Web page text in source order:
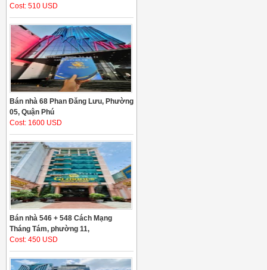
Cost: 510 USD
Bán nhà 68 Phan Đăng Lưu, Phường
05, Quận Phú
Cost: 1600 USD
Bán nhà 546 + 548 Cách Mạng
Tháng Tám, phường 11,
Cost: 450 USD